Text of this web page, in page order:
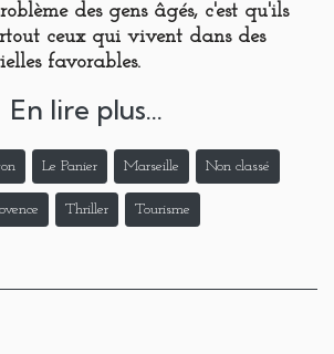
des gens âgés, c'est qu'ils
ceux qui vivent dans des
favorables.
En lire plus...
Le Panier Marseille Non classé
Thriller Tourisme